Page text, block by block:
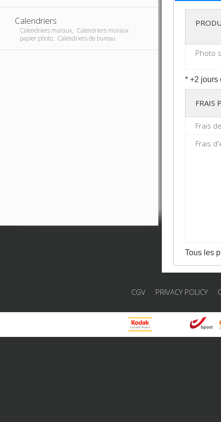
Calendriers
Calendriers muraux, Calendriers muraux
papier photo, Calendriers de bureau
Photo
* +2 jours
FRAIS
Frais
Frais
Tous les
CGV PRIVACY POLICY